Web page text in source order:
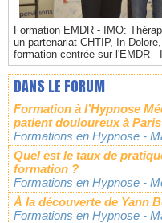
Formation EMDR - IMO:
un partenariat CHTIP, In-
formation centrée sur l'EMDR -
DANS LE FORUM
Formation à l’Hypnose
patient douloureux à Paris
Formations en Hypnose -
Quel est le taux de
formation ?
Formations en Hypnose -
À la découverte de Yann
Formations en Hypnose -